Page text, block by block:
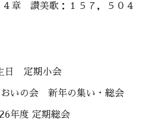
章 讃美歌：１５７，５０４
日 定期小会
いの会 新年の集い・総会
年度 定期総会